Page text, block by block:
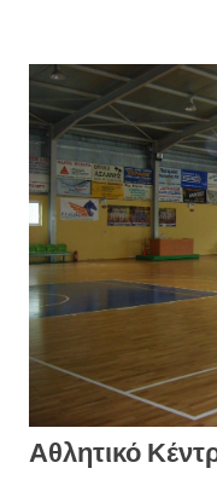
Αθλητικό